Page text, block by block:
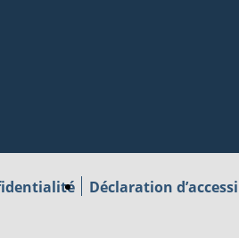
Déclaration